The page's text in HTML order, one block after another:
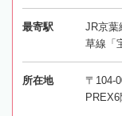
最寄駅
JR京葉
草線「
所在地
〒104-
PREX6